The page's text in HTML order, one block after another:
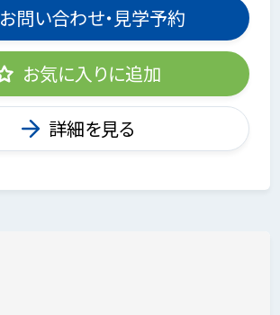
お問い合わせ・見学予約
お気に入りに追加
詳細を見る